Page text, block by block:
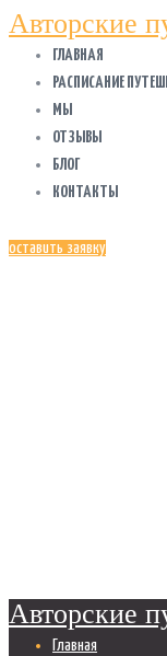
Авторские
ГЛАВНАЯ
РАСПИСАНИЕ
МЫ
ОТЗЫВЫ
БЛОГ
КОНТАКТЫ
оставить заявку
Авторские
Главная